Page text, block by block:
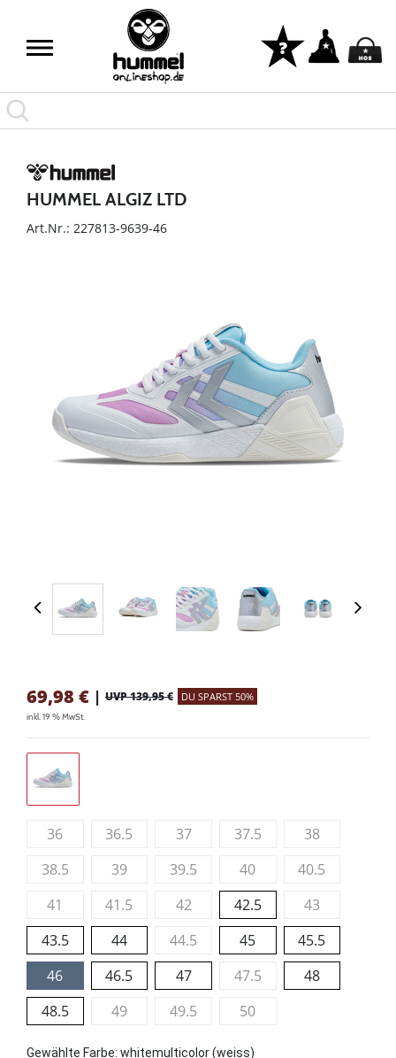
HUMMEL ALGIZ LTD
Art.Nr.: 227813-9639-46
69,98 € | UVP 139,95 € DU SPARST 50%
inkl. 19 % MwSt.
36 36.5 37 37.5
38
38.5
39 39.5 40
40.5
41
41.5 42 42.5
43
43.5
44 44.5 45
45.5
46
46.5 47 47.5
48
48.5
49 49.5 50
Gewählte Farbe: whitemulticolor (weiss)